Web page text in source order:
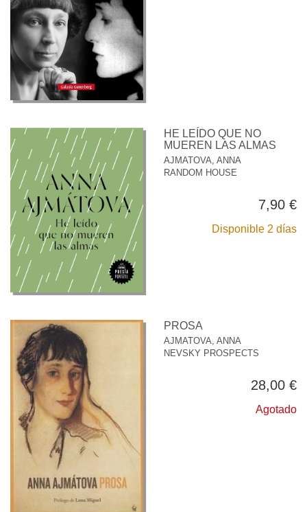
HE LEÍDO QUE NO
MUEREN LAS ALMAS
AJMATOVA, ANNA
RANDOM HOUSE
7,90 €
Disponible 2 días
PROSA
AJMATOVA, ANNA
NEVSKY PROSPECTS
28,00 €
Agotado